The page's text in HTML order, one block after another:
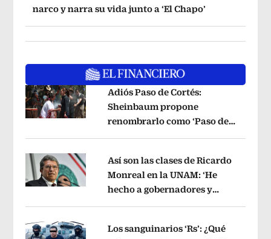
narco y narra su vida junto a ‘El Chapo’
Opens in new window
Adiós Paso de Cortés:
Sheinbaum propone
renombrarlo como ‘Paso de
Opens in new window
Así son las clases de Ricardo
Monreal en la UNAM: ‘He
hecho a gobernadores y
Los sanguinarios ‘Rs’: ¿Qué